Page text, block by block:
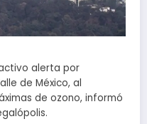
alerta por
de México, al
de ozono, informó